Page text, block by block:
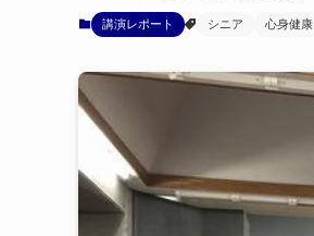
講演レポート シニア 心身健康